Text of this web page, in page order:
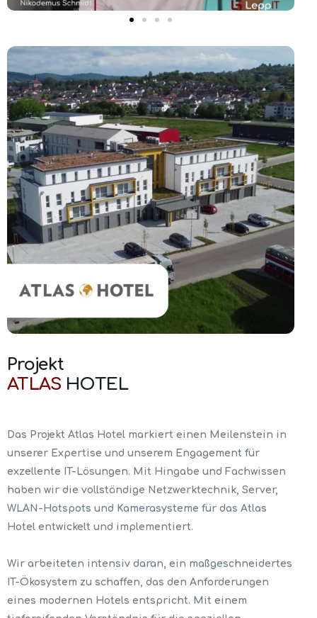
Projekt
ATLAS HOTEL
Das Projekt Atlas Hotel markiert einen Meilenstein in
unserer Expertise und unserem Engagement für
exzellente IT-Lösungen. Mit Hingabe und Fachwissen
haben wir die vollständige Netzwerktechnik, Server,
WLAN-Hotspots und Kamerasysteme für das Atlas
Hotel entwickelt und implementiert.
Wir arbeiteten intensiv daran, ein maßgeschneidertes
IT-Ökosystem zu schaffen, das den Anforderungen
eines modernen Hotels entspricht. Mit einem